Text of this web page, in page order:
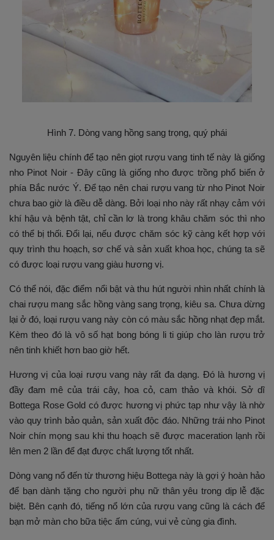
Hình 7. Dòng vang hồng sang trọng, quý phái
Nguyên liệu chính để tạo nên giọt rượu vang tinh tế này là giống
nho Pinot Noir - Đây cũng là giống nho được trồng phổ biến ở
phía Bắc nước Ý. Để tạo nên chai rượu vang từ nho Pinot Noir
chưa bao giờ là điều dễ dàng. Bởi loại nho này rất nhạy cảm với
khí hậu và bệnh tật, chỉ cần lơ là trong khâu chăm sóc thì nho
có thể bị thối. Đổi lại, nếu được chăm sóc kỹ càng kết hợp với
quy trình thu hoạch, sơ chế và sản xuất khoa học, chúng ta sẽ
có được loại rượu vang giàu hương vị.
Có thể nói, đặc điểm nổi bật và thu hút người nhìn nhất chính là
chai rượu mang sắc hồng vàng sang trọng, kiêu sa. Chưa dừng
lại ở đó, loại rượu vang này còn có màu sắc hồng nhạt đẹp mắt.
Kèm theo đó là vô số hạt bong bóng li ti giúp cho làn rượu trở
nên tinh khiết hơn bao giờ hết.
Hương vị của loại rượu vang này rất đa dạng. Đó là hương vị
đầy đam mê của trái cây, hoa cỏ, cam thảo và khói. Sở dĩ
Bottega Rose Gold có được hương vị phức tạp như vậy là nhờ
vào quy trình bảo quản, sản xuất độc đáo. Những trái nho Pinot
Noir chín mọng sau khi thu hoạch sẽ được maceration lạnh rồi
lên men 2 lần để đạt được chất lượng tốt nhất.
Dòng vang nổ đến từ thương hiệu Bottega này là gợi ý hoàn hảo
để bạn dành tặng cho người phụ nữ thân yêu trong dịp lễ đặc
biệt. Bên cạnh đó, tiếng nổ lớn của rượu vang cũng là cách để
bạn mở màn cho bữa tiệc ấm cúng, vui vẻ cùng gia đình.